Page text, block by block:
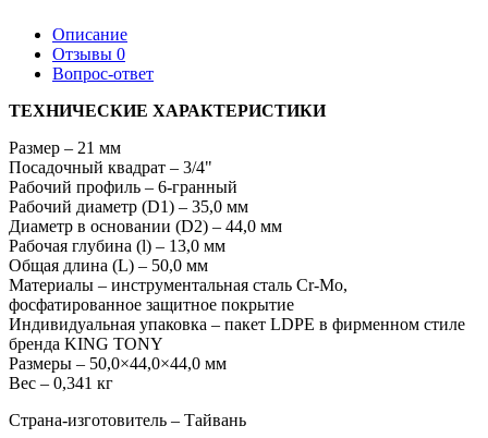
Описание
Отзывы 0
Вопрос-ответ
ТЕХНИЧЕСКИЕ ХАРАКТЕРИСТИКИ
Размер – 21 мм
Посадочный квадрат – 3/4"
Рабочий профиль – 6-гранный
Рабочий диаметр (D1) – 35,0 мм
Диаметр в основании (D2) – 44,0 мм
Рабочая глубина (l) – 13,0 мм
Общая длина (L) – 50,0 мм
Материалы – инструментальная сталь Cr-Mo,
фосфатированное защитное покрытие
Индивидуальная упаковка – пакет LDPE в фирменном стиле
бренда KING TONY
Размеры – 50,0×44,0×44,0 мм
Вес – 0,341 кг
Страна-изготовитель – Тайвань